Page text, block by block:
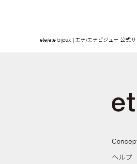
ete/ete bijoux | エテ/エテビジュー 公式サ
ヘルプ